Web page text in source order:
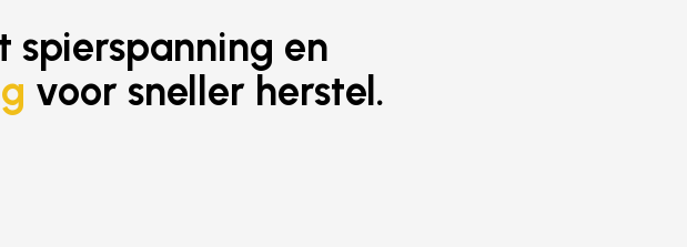
spierspanning en
voor sneller herstel.